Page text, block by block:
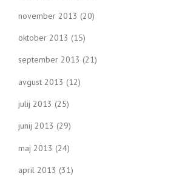
november 2013 (20)
oktober 2013 (15)
september 2013 (21)
avgust 2013 (12)
julij 2013 (25)
junij 2013 (29)
maj 2013 (24)
april 2013 (31)